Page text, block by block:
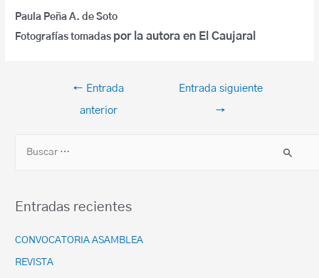
Paula Peña A. de Soto
Fotografías tomadas por la autora en El Caujaral
← Entrada
anterior
Entrada siguiente
→
Entradas recientes
CONVOCATORIA ASAMBLEA
REVISTA